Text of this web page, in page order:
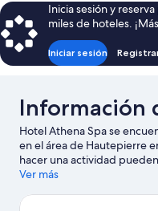
Inicia sesión y
miles de hoteles.
Iniciar sesión
Información
Hotel Athena Spa se
en el área de Hautepierre
hacer una actividad
Estrasburgo y Le Basket
Estrasburgo y Centro
Ver más